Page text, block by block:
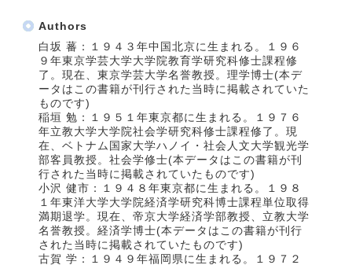
Authors
白坂 蕃：１９４３年中国北京に生まれる。１９６
９年東京学芸大学大学院教育学研究科修士課程修
了。現在、東京学芸大学名誉教授。理学博士(本デ
ータはこの書籍が刊行された当時に掲載されていた
ものです)
稲垣 勉：１９５１年東京都に生まれる。１９７６
年立教大学大学院社会学研究科修士課程修了。現
在、ベトナム国家大学ハノイ・社会人文大学観光学
部客員教授。社会学修士(本データはこの書籍が刊
行された当時に掲載されていたものです)
小沢 健市：１９４８年東京都に生まれる。１９８
１年東洋大学大学院経済学研究科博士課程単位取得
満期退学。現在、帝京大学経済学部教授、立教大学
名誉教授。経済学博士(本データはこの書籍が刊行
された当時に掲載されていたものです)
古賀 学：１９４９年福岡県に生まれる。１９７２